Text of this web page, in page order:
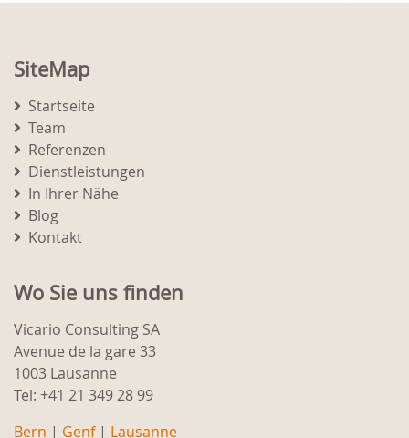
SiteMap
Startseite
Team
Referenzen
Dienstleistungen
In Ihrer Nähe
Blog
Kontakt
Wo Sie uns finden
Vicario Consulting SA
Avenue de la gare 33
1003 Lausanne
Tel: +41 21 349 28 99
Bern | Genf| Lausanne